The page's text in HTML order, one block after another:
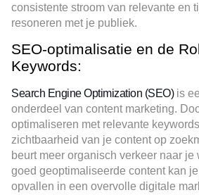
consistente stroom van relevante en
resoneren met je publiek.
SEO-optimalisatie en de
Keywords:
Search Engine Optimization (SEO)is
onderdeel van content marketing.
optimaliseren met relevante
zichtbaarheid van je content op
beurt meer organisch verkeer naar je
goed geoptimaliseerde content kan
opvallen in een overvolle digitale